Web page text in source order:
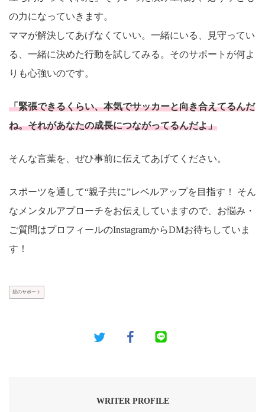
の力になっていきます。
ママが解決してあげなくていい。一緒にいる、見守ってい
る、一緒に決めた行動を試してみる。そのサポートが何よ
りも心強いのです。
「緊張できるくらい、本気でサッカーと向き合えてるんだ
ね。それがあなたの成長につながってるんだよ」
そんな言葉を、ぜひ事前に伝えてあげてください。
スポーツを通して“親子共に”レベルアップを目指す！ そん
なメンタルアプローチをお伝えしていますので、お悩み・
ご質問はプロフィールのInstagramからDMお待ちしていま
す！
親のサポート
WRITER PROFILE